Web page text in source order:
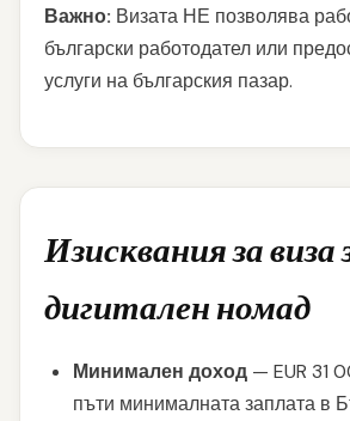
Важно: Визата НЕ позволява
български работодател или
услуги на българския пазар.
Изисквания за виза
дигитален номад
Минимален доход — EUR 31
пъти минималната заплата в